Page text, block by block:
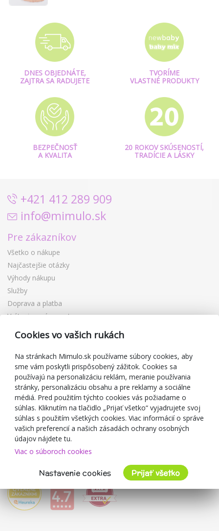
DNES OBJEDNÁTE,
ZAJTRA SA RADUJETE
TVORÍME
VLASTNÉ PRODUKTY
BEZPEČNOSŤ
A KVALITA
20 ROKOV SKÚSENOSTÍ,
TRADÍCIE A LÁSKY
+421 412 289 909
info@mimulo.sk
Pre zákazníkov
Všetko o nákupe
Najčastejšie otázky
Výhody nákupu
Služby
Doprava a platba
Vrátenie a výmena tovaru
Reklamácia
Darčekové poukážky
Zľavové kupóny
Blog
O predajcovi
Mimulo.sk
Obchodné podmienky
Ochrana osobných údajov GDPR
Kontakty
Spolupracujeme
Cookies vo vašich rukách
Na stránkach Mimulo.sk používame súbory cookies, aby
sme vám poskytli prispôsobený zážitok. Cookies sa
používajú na personalizáciu reklám, meranie používania
stránky, personalizáciu obsahu a pre reklamy a sociálne
médiá. Pred použitím týchto cookies vás požiadame o
súhlas. Kliknutím na tlačidlo „Prijať všetko“ vyjadrujete svoj
súhlas s použitím všetkých cookies. Viac informácií o správe
vašich preferencií a našich zásadách ochrany osobných
údajov nájdete tu.
Viac o súboroch cookies
Nastavenie cookies Prijať všetko